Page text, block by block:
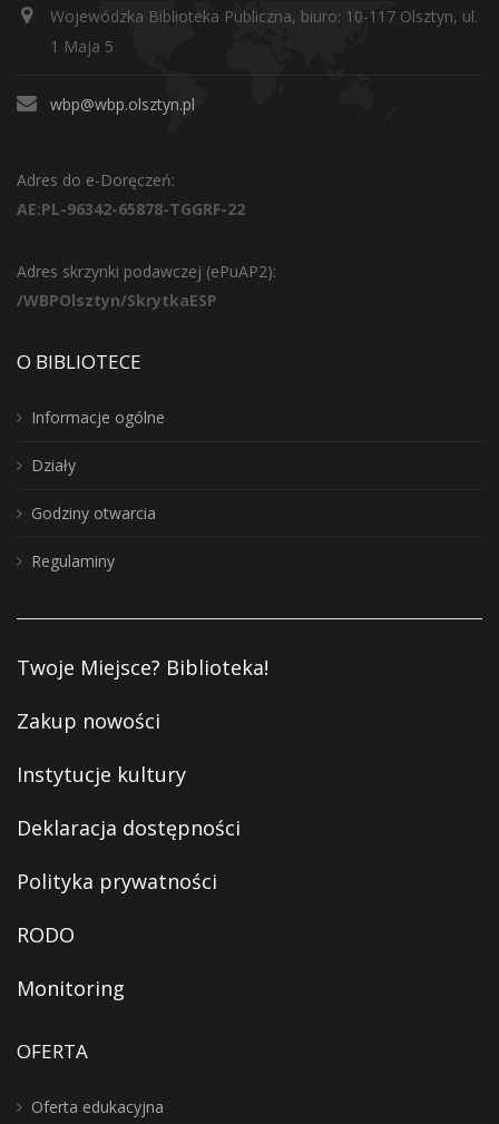
Wojewódzka Biblioteka Publiczna, biuro: 10-117 Olsztyn, ul.
1 Maja 5
wbp@wbp.olsztyn.pl
Adres do e-Doręczeń:
AE:PL-96342-65878-TGGRF-22
Adres skrzynki podawczej (ePuAP2):
/WBPOlsztyn/SkrytkaESP
O BIBLIOTECE
Informacje ogólne
Działy
Godziny otwarcia
Regulaminy
Twoje Miejsce? Biblioteka!
Zakup nowości
Instytucje kultury
Deklaracja dostępności
Polityka prywatności
RODO
Monitoring
OFERTA
Oferta edukacyjna